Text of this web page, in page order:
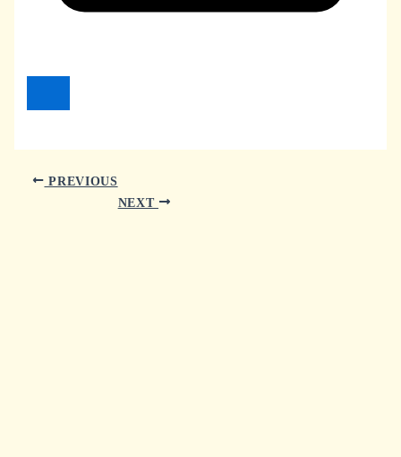
PREVIOUS
NEXT